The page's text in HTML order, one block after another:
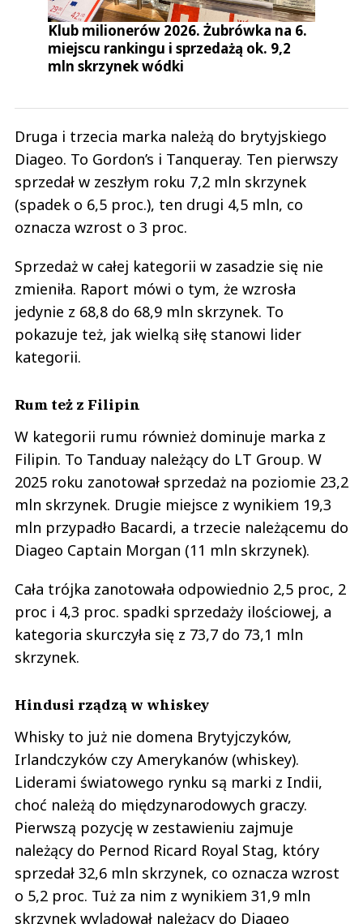
Klub milionerów 2026. Żubrówka na 6.
miejscu rankingu i sprzedażą ok. 9,2
mln skrzynek wódki
Druga i trzecia marka należą do brytyjskiego
Diageo. To Gordon’s i Tanqueray. Ten pierwszy
sprzedał w zeszłym roku 7,2 mln skrzynek
(spadek o 6,5 proc.), ten drugi 4,5 mln, co
oznacza wzrost o 3 proc.
Sprzedaż w całej kategorii w zasadzie się nie
zmieniła. Raport mówi o tym, że wzrosła
jedynie z 68,8 do 68,9 mln skrzynek. To
pokazuje też, jak wielką siłę stanowi lider
kategorii.
Rum też z Filipin
W kategorii rumu również dominuje marka z
Filipin. To Tanduay należący do LT Group. W
2025 roku zanotował sprzedaż na poziomie 23,2
mln skrzynek. Drugie miejsce z wynikiem 19,3
mln przypadło Bacardi, a trzecie należącemu do
Diageo Captain Morgan (11 mln skrzynek).
Cała trójka zanotowała odpowiednio 2,5 proc, 2
proc i 4,3 proc. spadki sprzedaży ilościowej, a
kategoria skurczyła się z 73,7 do 73,1 mln
skrzynek.
Hindusi rządzą w whiskey
Whisky to już nie domena Brytyjczyków,
Irlandczyków czy Amerykanów (whiskey).
Liderami światowego rynku są marki z Indii,
choć należą do międzynarodowych graczy.
Pierwszą pozycję w zestawieniu zajmuje
należący do Pernod Ricard Royal Stag, który
sprzedał 32,6 mln skrzynek, co oznacza wzrost
o 5,2 proc. Tuż za nim z wynikiem 31,9 mln
skrzynek wylądował należący do Diageo